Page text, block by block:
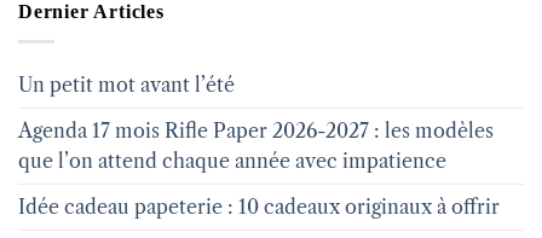
Dernier Articles
Un petit mot avant l’été
Agenda 17 mois Rifle Paper 2026-2027 : les modèles
que l’on attend chaque année avec impatience
Idée cadeau papeterie : 10 cadeaux originaux à offrir